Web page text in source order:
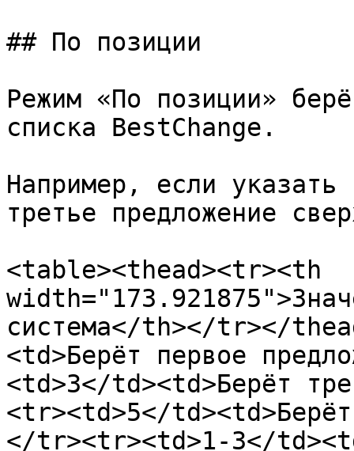
## По позиции
Режим «По позиции»
списка BestChange.
Например, если
третье предложение
<table><thead><tr><th
система</th></tr></
<td>Берёт первое
<td>3</td><td>Берёт
<tr><td>5</
</tr><tr><td>1-3</